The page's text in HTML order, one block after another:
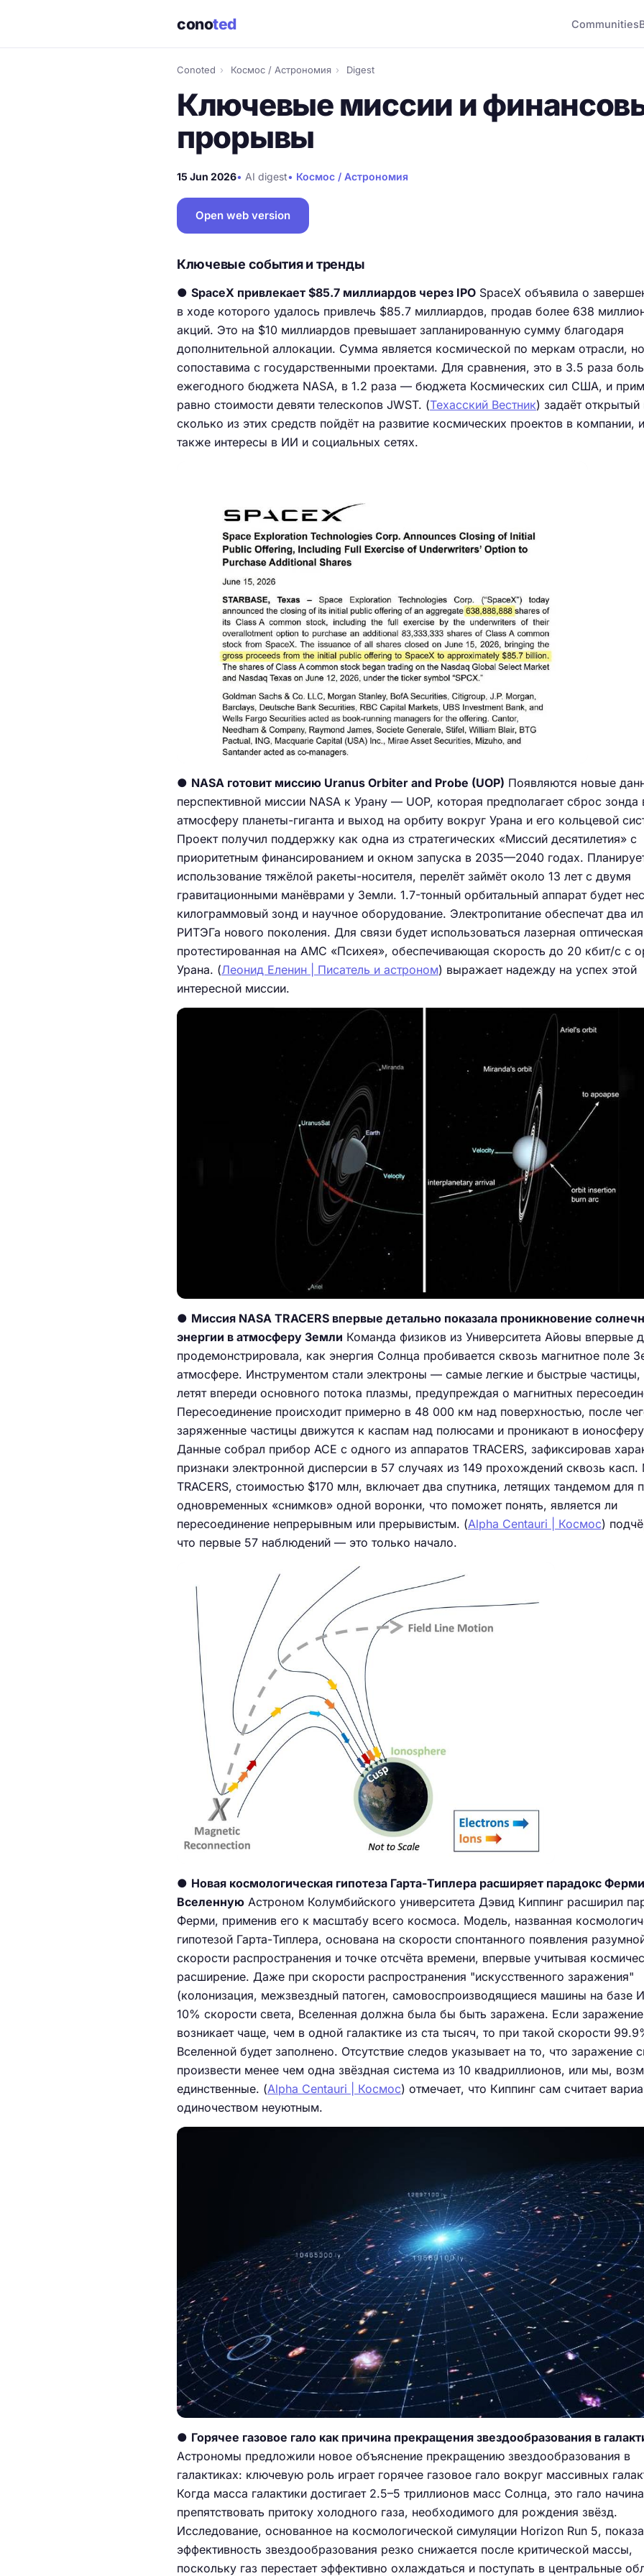
conoted Communities
Conoted › Космос / Астрономия › Digest
Ключевые миссии и
прорывы
15 Jun 2026• AI digest• Космос / Астрономия
Open web version
Ключевые события и тренды
● SpaceX привлекает $85.7 миллиардов через IPO SpaceX объявила о
в ходе которого удалось привлечь $85.7 миллиардов, продав более 638
акций. Это на $10 миллиардов превышает запланированную сумму благодаря
дополнительной аллокации. Сумма является космической по меркам отрасли, но
сопоставима с государственными проектами. Для сравнения, это в 3.5 раза
ежегодного бюджета NASA, в 1.2 раза — бюджета Космических сил США, и
равно стоимости девяти телескопов JWST. (Техасский Вестник) задаёт открытый
сколько из этих средств пойдёт на развитие космических проектов в
также интересы в ИИ и социальных сетях.
● NASA готовит миссию Uranus Orbiter and Probe (UOP) Появляются новые
перспективной миссии NASA к Урану — UOP, которая предполагает сброс зонда
атмосферу планеты-гиганта и выход на орбиту вокруг Урана и его кольцевой
Проект получил поддержку как одна из стратегических «Миссий десятилетия» с
приоритетным финансированием и окном запуска в 2035—2040 годах.
использование тяжёлой ракеты-носителя, перелёт займёт около 13 лет с двумя
гравитационными манёврами у Земли. 1.7-тонный орбитальный аппарат будет
килограммовый зонд и научное оборудование. Электропитание обеспечат два
РИТЭГа нового поколения. Для связи будет использоваться лазерная
протестированная на АМС «Психея», обеспечивающая скорость до 20 кбит/с с
Урана. (Леонид Еленин | Писатель и астроном) выражает надежду на успех этой
интересной миссии.
● Миссия NASA TRACERS впервые детально показала проникновение
энергии в атмосферу Земли Команда физиков из Университета Айовы впервые
продемонстрировала, как энергия Солнца пробивается сквозь магнитное поле
атмосфере. Инструментом стали электроны — самые легкие и быстрые
летят впереди основного потока плазмы, предупреждая о магнитных
Пересоединение происходит примерно в 48 000 км над поверхностью, после
заряженные частицы движутся к каспам над полюсами и проникают в
Данные собрал прибор ACE с одного из аппаратов TRACERS, зафиксировав
признаки электронной дисперсии в 57 случаях из 149 прохождений сквозь касп.
TRACERS, стоимостью $170 млн, включает два спутника, летящих тандемом для
одновременных «снимков» одной воронки, что поможет понять, является ли
пересоединение непрерывным или прерывистым. (Alpha Centauri | Космос)
что первые 57 наблюдений — это только начало.
● Новая космологическая гипотеза Гарта-Типлера расширяет парадокс
Вселенную Астроном Колумбийского университета Дэвид Киппинг расширил
Ферми, применив его к масштабу всего космоса. Модель, названная
гипотезой Гарта-Типлера, основана на скорости спонтанного появления
скорости распространения и точке отсчёта времени, впервые учитывая
расширение. Даже при скорости распространения "искусственного заражения"
(колонизация, межзвездный патоген, самовоспроизводящиеся машины на базе
10% скорости света, Вселенная должна была бы быть заражена. Если заражение
возникает чаще, чем в одной галактике из ста тысяч, то при такой скорости
Вселенной будет заполнено. Отсутствие следов указывает на то, что заражение
произвести менее чем одна звёздная система из 10 квадриллионов, или мы,
единственные. (Alpha Centauri | Космос) отмечает, что Киппинг сам считает
одиночеством неуютным.
● Горячее газовое гало как причина прекращения звездообразования в
Астрономы предложили новое объяснение прекращению звездообразования в
галактиках: ключевую роль играет горячее газовое гало вокруг массивных
Когда масса галактики достигает 2.5–5 триллионов масс Солнца, это гало
препятствовать притоку холодного газа, необходимого для рождения звёзд.
Исследование, основанное на космологической симуляции Horizon Run 5,
эффективность звездообразования резко снижается после критической массы,
поскольку газ перестает эффективно охлаждаться и поступать в центральные